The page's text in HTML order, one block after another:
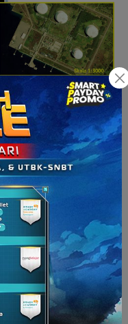
di Lhoksumawe, Aceh
Yuk, kita belajar
lagi dan jadi mudah!
.